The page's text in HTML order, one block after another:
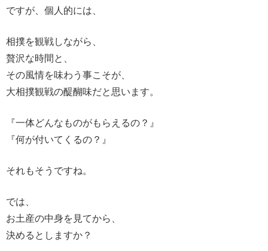
ですが、個人的には、
相撲を観戦しながら、
贅沢な時間と、
その風情を味わう事こそが、
大相撲観戦の醍醐味だと思います。
『一体どんなものがもらえるの？』
『何が付いてくるの？』
それもそうですね。
では、
お土産の中身を見てから、
決めるとしますか？